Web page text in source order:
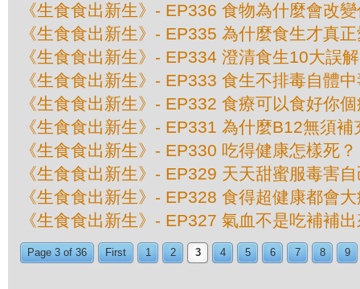
《生食食出新生》- EP336 食物為什麼會改
《生食食出新生》- EP335 為什麼食生才真
《生食食出新生》- EP334 澄清食生10大誤解
《生食食出新生》- EP333 食生不排毒自體
《生食食出新生》- EP332 食療可以食好你
《生食食出新生》- EP331 為什麼B12無須補
《生食食出新生》- EP330 吃得健康怎樣死？
《生食食出新生》- EP329 天天甜蜜服毒害
《生食食出新生》- EP328 食得超健康都會
《生食食出新生》- EP327 氣血不是吃補補
Page 3 of 36 First 1 2 3 4 5 6 7 8 9